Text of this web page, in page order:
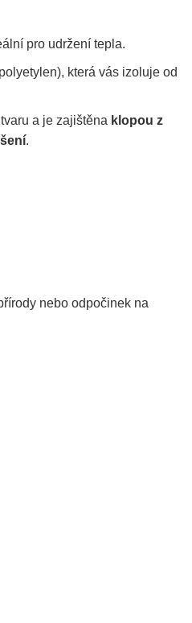
pro udržení tepla.
která vás izoluje od
a je zajištěna klopou z
.
nebo odpočinek na